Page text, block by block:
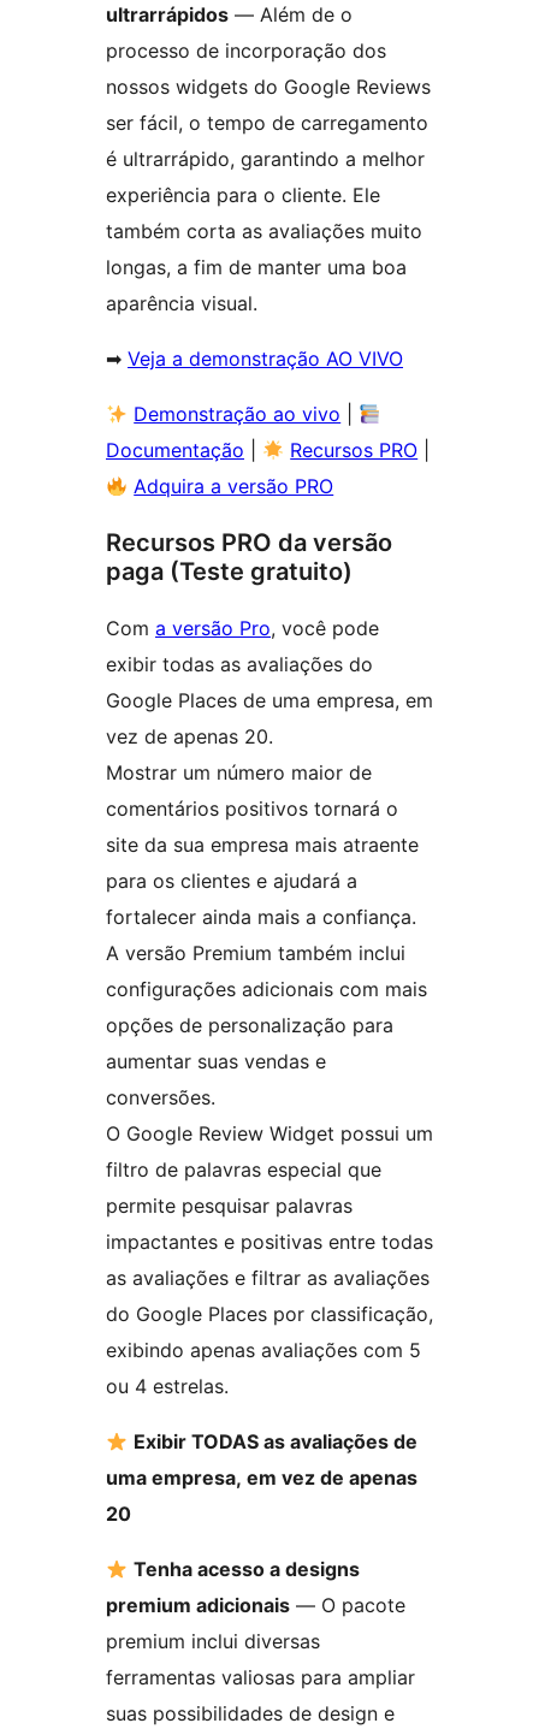
ultrarrápidos — Além de o
processo de incorporação dos
nossos widgets do Google Reviews
ser fácil, o tempo de carregamento
é ultrarrápido, garantindo a melhor
experiência para o cliente. Ele
também corta as avaliações muito
longas, a fim de manter uma boa
aparência visual.
➡ Veja a demonstração AO VIVO
Demonstração ao vivo
Documentação
Recursos PRO
Adquira a versão PRO
Recursos PRO da versão
paga (Teste gratuito)
Com a versão Pro, você pode
exibir todas as avaliações do
Google Places de uma empresa, em
vez de apenas 20.
Mostrar um número maior de
comentários positivos tornará o
site da sua empresa mais atraente
para os clientes e ajudará a
fortalecer ainda mais a confiança.
A versão Premium também inclui
configurações adicionais com mais
opções de personalização para
aumentar suas vendas e
conversões.
O Google Review Widget possui um
filtro de palavras especial que
permite pesquisar palavras
impactantes e positivas entre todas
as avaliações e filtrar as avaliações
do Google Places por classificação,
exibindo apenas avaliações com 5
ou 4 estrelas.
Exibir TODAS as avaliações de
uma empresa, em vez de apenas
20
Tenha acesso a designs
premium adicionais — O pacote
premium inclui diversas
ferramentas valiosas para ampliar
suas possibilidades de design e